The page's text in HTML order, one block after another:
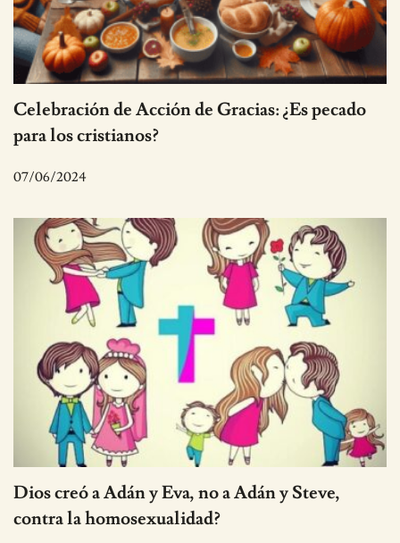
Celebración de Acción de Gracias: ¿Es pecado
para los cristianos?
07/06/2024
Dios creó a Adán y Eva, no a Adán y Steve,
contra la homosexualidad?